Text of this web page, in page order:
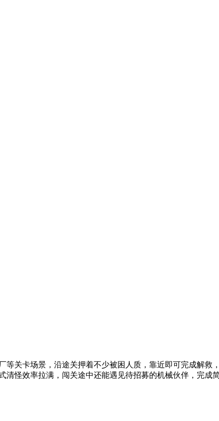
关卡场景，沿途关押着不少被困人质，靠近即可完成解救
怪效率拉满，闯关途中还能遇见待招募的机械伙伴，完成